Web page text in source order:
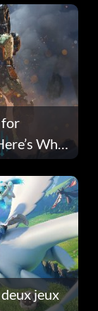
for
Why
jeux